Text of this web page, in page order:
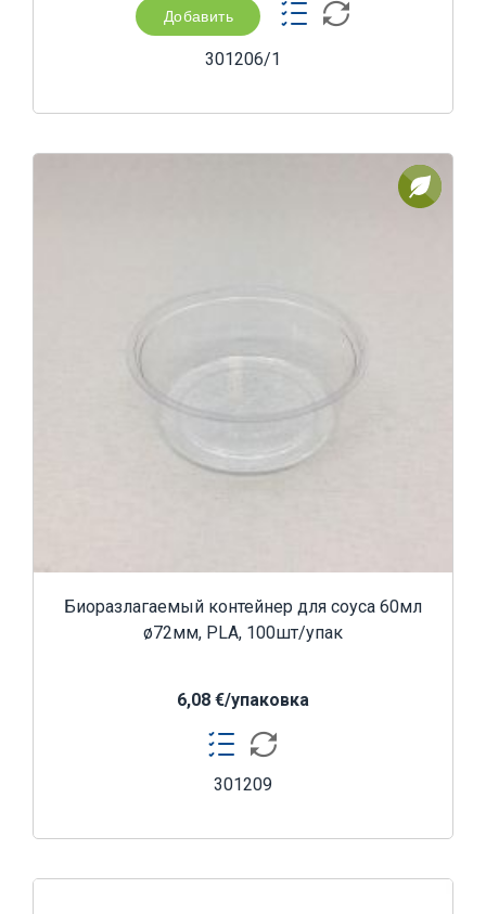
Добавить
301206/1
Биоразлагаемый контейнер для соуса 60мл
ø72мм, PLA, 100шт/упак
6,08 €/yпаковка
301209